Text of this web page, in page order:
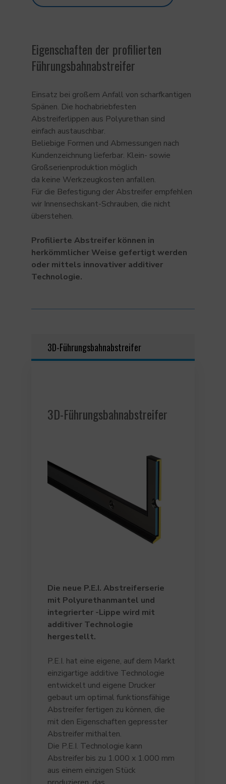
Eigenschaften der profilierten
Führungsbahnabstreifer
Einsatz bei großem Anfall von scharfkantigen
Spänen. Die hochabriebfesten
Abstreiferlippen aus Polyurethan sind
einfach austauschbar.
Beliebige Formen und Abmessungen nach
Kundenzeichnung lieferbar. Klein- sowie
Großserienproduktion möglich
da keine Werkzeugkosten anfallen.
Für die Befestigung der Abstreifer empfehlen
wir Innensechskant-Schrauben, die nicht
überstehen.
Profilierte Abstreifer können in
herkömmlicher Weise gefertigt werden
oder mittels innovativer additiver
Technologie.
3D-Führungsbahnabstreifer
3D-Führungsbahnabstreifer
Die neue P.E.I. Abstreiferserie
mit Polyurethanmantel und
integrierter -Lippe wird mit
additiver Technologie
hergestellt.
P.E.I. hat eine eigene, auf dem Markt
einzigartige additive Technologie
entwickelt und eigene Drucker
gebaut um optimal funktionsfähige
Abstreifer fertigen zu können, die
mit den Eigenschaften gepresster
Abstreifer mithalten.
Die P.E.I. Technologie kann
Abstreifer bis zu 1.000 x 1.000 mm
aus einem einzigen Stück